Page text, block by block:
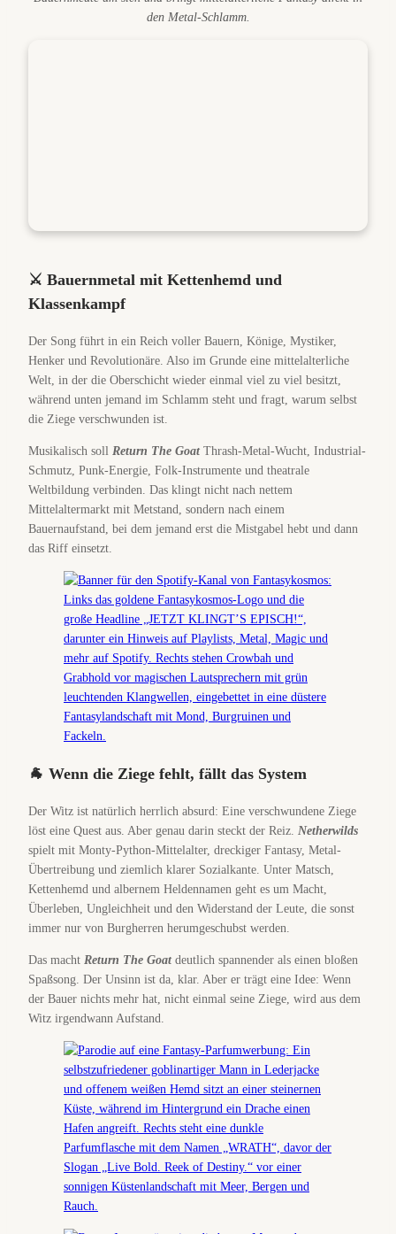
den Metal-Schlamm.
⚔️ Bauernmetal mit Kettenhemd und
Klassenkampf
Der Song führt in ein Reich voller Bauern, Könige, Mystiker,
Henker und Revolutionäre. Also im Grunde eine mittelalterliche
Welt, in der die Oberschicht wieder einmal viel zu viel besitzt,
während unten jemand im Schlamm steht und fragt, warum selbst
die Ziege verschwunden ist.
Musikalisch soll Return The Goat Thrash-Metal-Wucht, Industrial-
Schmutz, Punk-Energie, Folk-Instrumente und theatrale
Weltbildung verbinden. Das klingt nicht nach nettem
Mittelaltermarkt mit Metstand, sondern nach einem
Bauernaufstand, bei dem jemand erst die Mistgabel hebt und dann
das Riff einsetzt.
🐐 Wenn die Ziege fehlt, fällt das System
Der Witz ist natürlich herrlich absurd: Eine verschwundene Ziege
löst eine Quest aus. Aber genau darin steckt der Reiz. Netherwilds
spielt mit Monty-Python-Mittelalter, dreckiger Fantasy, Metal-
Übertreibung und ziemlich klarer Sozialkante. Unter Matsch,
Kettenhemd und albernem Heldennamen geht es um Macht,
Überleben, Ungleichheit und den Widerstand der Leute, die sonst
immer nur von Burgherren herumgeschubst werden.
Das macht Return The Goat deutlich spannender als einen bloßen
Spaßsong. Der Unsinn ist da, klar. Aber er trägt eine Idee: Wenn
der Bauer nichts mehr hat, nicht einmal seine Ziege, wird aus dem
Witz irgendwann Aufstand.